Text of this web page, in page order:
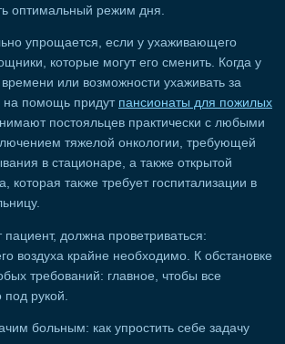
оптимальный режим дня.
упрощается, если у ухаживающего
которые могут его сменить. Когда у
времени или возможности ухаживать за
помощь придут пансионаты для пожилых
постояльцев практически с любыми
тяжелой онкологии, требующей
в стационаре, а также открытой
которая также требует госпитализации в
пациент, должна проветриваться:
воздуха крайне необходимо. К обстановке
требований: главное, чтобы все
рукой.